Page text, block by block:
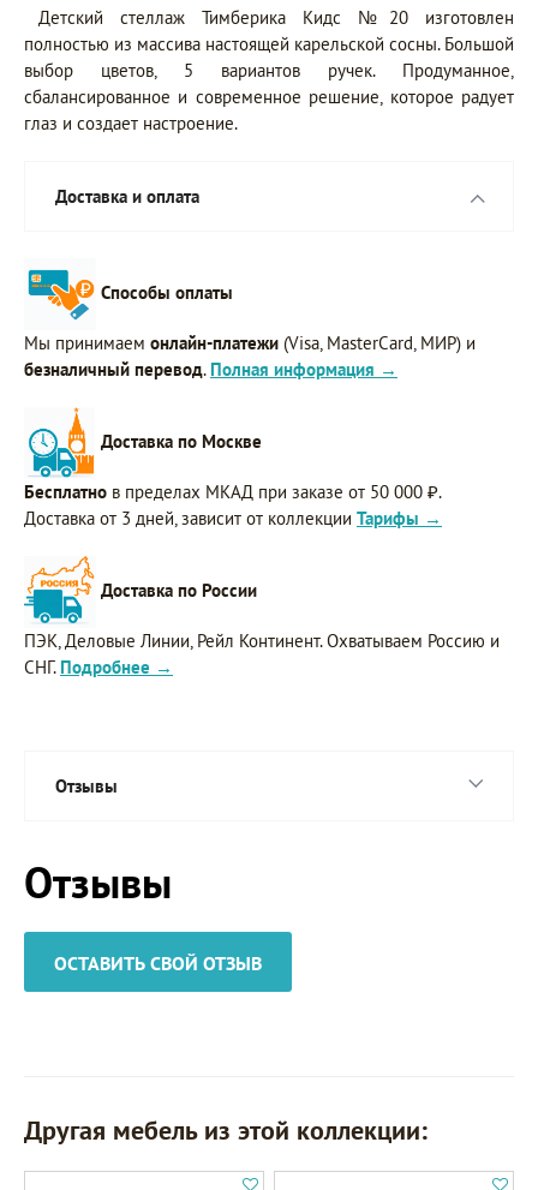
Детский стеллаж Тимберика Кидс №20 изготовлен
полностью из массива настоящей карельской сосны. Большой
выбор цветов, 5 вариантов ручек. Продуманное,
сбалансированное и современное решение, которое радует
глаз и создает настроение.
Доставка и оплата
Способы оплаты
Мы принимаем онлайн-платежи (Visa, MasterCard, МИР) и
безналичный перевод. Полная информация →
Доставка по Москве
Бесплатно в пределах МКАД при заказе от 50 000 ₽.
Доставка от 3 дней, зависит от коллекции Тарифы →
Доставка по России
ПЭК, Деловые Линии, Рейл Континент. Охватываем Россию и
СНГ. Подробнее →
Отзывы
Отзывы
ОСТАВИТЬ СВОЙ ОТЗЫВ
Другая мебель из этой коллекции: